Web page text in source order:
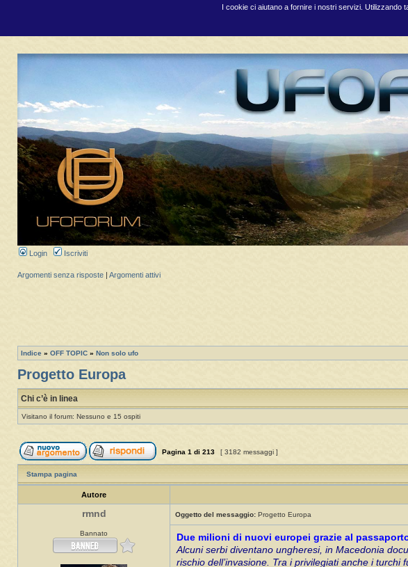
I cookie ci aiutano a fornire i nostri servizi. Utilizzando
Login Iscriviti
Argomenti senza risposte Argomenti attivi
Indice » OFF TOPIC » Non solo ufo
Progetto Europa
Chi c’è in linea
Visitano il forum: Nessuno e 15 ospiti
Pagina 1 di 213 [ 3182 messaggi ]
Stampa pagina
Autore
rmnd
Bannato
Oggetto del messaggio: Progetto Europa
Due milioni di nuovi europei grazie al
Alcuni serbi diventano ungheresi, in Macedonia
rischio dell’invasione. Tra i privilegiati anche i